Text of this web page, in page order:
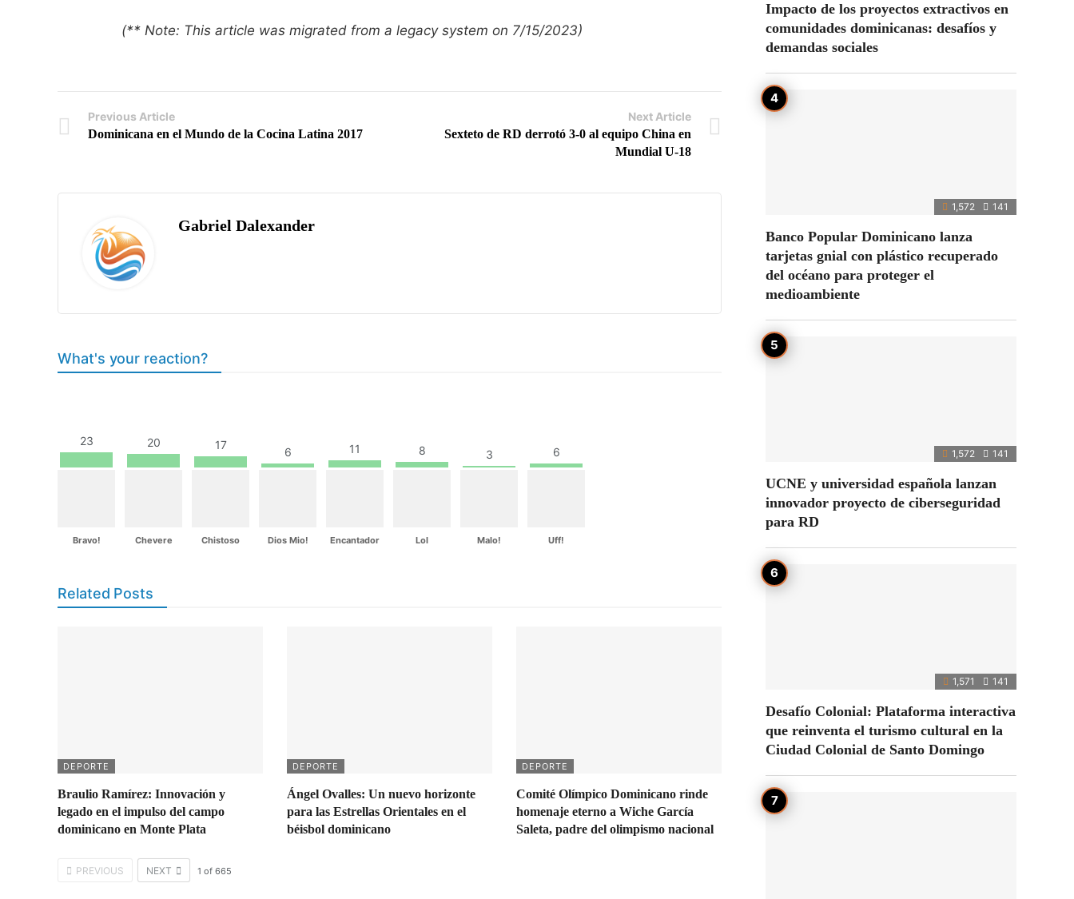
(** Note: This article was migrated from a legacy system on 7/15/2023)
Previous Article
Dominicana en el Mundo de la Cocina Latina 2017
Next Article
Sexteto de RD derrotó 3-0 al equipo China en
Mundial U-18
Gabriel Dalexander
What's your reaction?
23
Bravo!
20
Chevere
17
Chistoso
6
Dios Mio!
11
Encantador
8
Lol
3
Malo!
6
Uff!
Related Posts
DEPORTE
Braulio Ramírez: Innovación y
legado en el impulso del campo
dominicano en Monte Plata
DEPORTE
Ángel Ovalles: Un nuevo horizonte
para las Estrellas Orientales en el
béisbol dominicano
DEPORTE
Comité Olímpico Dominicano rinde
homenaje eterno a Wiche García
Saleta, padre del olimpismo nacional
PREVIOUS NEXT 1 of 665
Impacto de los proyectos extractivos en
comunidades dominicanas: desafíos y
demandas sociales
1,572 141
Banco Popular Dominicano lanza
tarjetas gnial con plástico recuperado
del océano para proteger el
medioambiente
1,572 141
UCNE y universidad española lanzan
innovador proyecto de ciberseguridad
para RD
1,571 141
Desafío Colonial: Plataforma interactiva
que reinventa el turismo cultural en la
Ciudad Colonial de Santo Domingo